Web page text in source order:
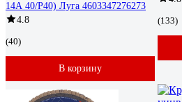
14А 40/Р40) Луга 4603347276273
4.8
(40)
В корзину
(133)